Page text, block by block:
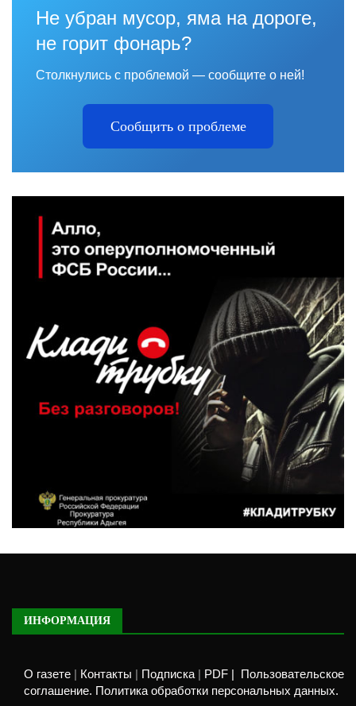
Не убран мусор, яма на дороге,
не горит фонарь?
Столкнулись с проблемой — сообщите о ней!
Сообщить о проблеме
ИНФОРМАЦИЯ
О газете Контакты Подписка PDF |
Пользовательское
соглашение. Политика обработки персональных данных.